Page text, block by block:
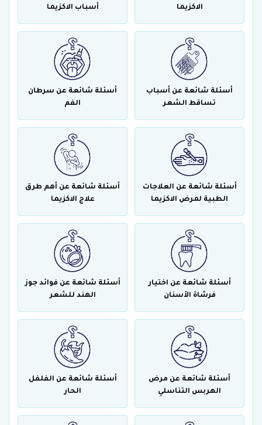
الاكزيما
أسباب الاكزيما
أسئلة شائعة عن أسباب
تساقط الشعر
أسئلة شائعة عن سرطان
الفم
أسئلة شائعة عن العلاجات
الطبية لمرض الاكزيما
أسئلة شائعة عن أهم طرق
علاج الاكزيما
أسئلة شائعة عن اختيار
فرشاة الأسنان
أسئلة شائعة عن فوائد جوز
الهند للشعر
أسئلة شائعة عن مرض
الهربس التناسلي
أسئلة شائعة عن الفلفل
الحار